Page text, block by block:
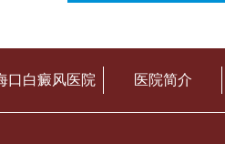
口白癜风医院 医院简介